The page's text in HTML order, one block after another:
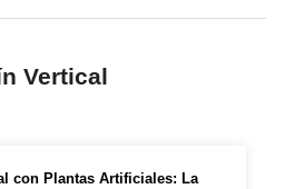
Vertical
con Plantas Artificiales: La